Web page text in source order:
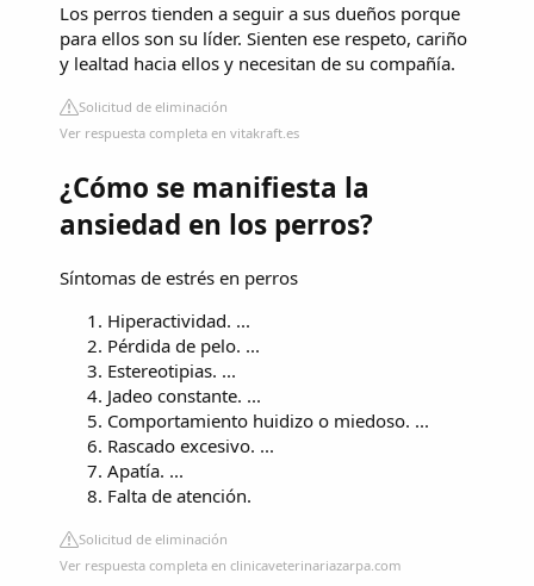
Los perros tienden a seguir a sus dueños porque
para ellos son su líder. Sienten ese respeto, cariño
y lealtad hacia ellos y necesitan de su compañía.
Solicitud de eliminación
Ver respuesta completa en vitakraft.es
¿Cómo se manifiesta la
ansiedad en los perros?
Síntomas de estrés en perros
Hiperactividad. ...
Pérdida de pelo. ...
Estereotipias. ...
Jadeo constante. ...
Comportamiento huidizo o miedoso. ...
Rascado excesivo. ...
Apatía. ...
Falta de atención.
Solicitud de eliminación
Ver respuesta completa en clinicaveterinariazarpa.com